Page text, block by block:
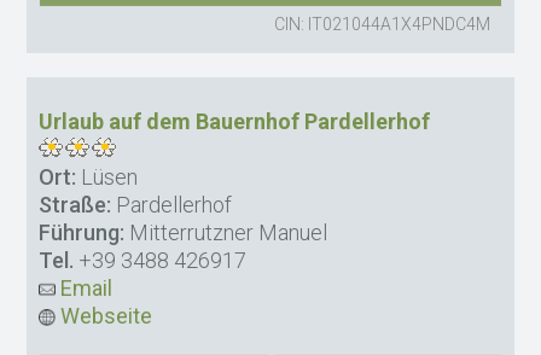
CIN: IT021044A1X4PNDC4M
Urlaub auf dem Bauernhof Pardellerhof
Ort: Lüsen
Straße: Pardellerhof
Führung: Mitterrutzner Manuel
Tel. +39 3488 426917
Email
Webseite